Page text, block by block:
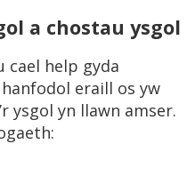
a chostau ysgol
cael help gyda
eraill os yw
ysgol yn llawn amser.